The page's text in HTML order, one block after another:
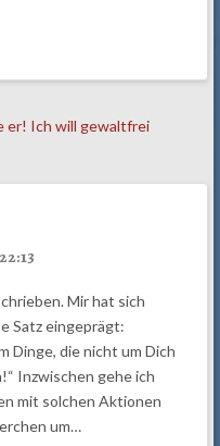
er! Ich will gewaltfrei
Mir hat sich
Satz eingeprägt:
Dinge, die nicht um Dich
Inzwischen gehe ich
mit solchen Aktionen
um…